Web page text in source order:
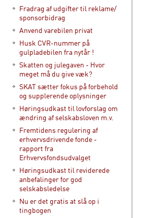
Fradrag af udgifter til reklame/
sponsorbidrag
Anvend varebilen privat
Husk CVR-nummer på
gulpladebilen fra nytår !
Skatten og julegaven - Hvor
meget må du give væk?
SKAT sætter fokus på forbehold
og supplerende oplysninger
Høringsudkast til lovforslag om
ændring af selskabsloven m.v.
Fremtidens regulering af
erhvervsdrivende fonde -
rapport fra
Erhvervsfondsudvalget
Høringsudkast til reviderede
anbefalinger for god
selskabsledelse
Nu er det gratis at slå op i
tingbogen